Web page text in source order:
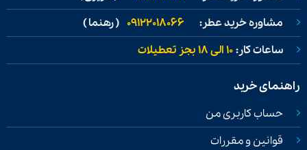
مشاوره خرید عطر: 09122018066 ( رهنما )
ساعات کار:۱۰ الی ۱۸ بجز تعطیلات
راهنمای خرید
حساب کاربری من
قوانین و مقررات